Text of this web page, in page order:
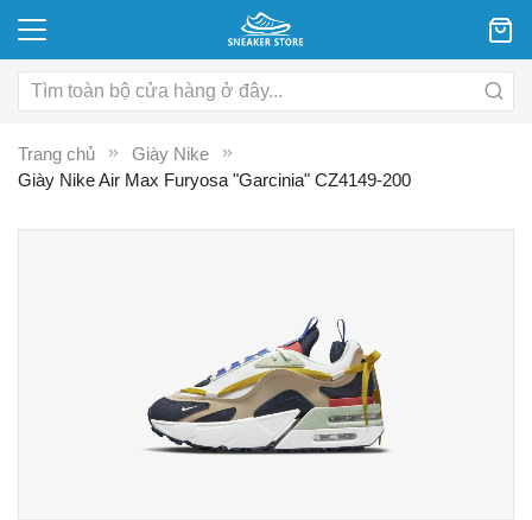
Trang chủ
Giày Nike
Giày Nike Air Max Furyosa "Garcinia" CZ4149-200